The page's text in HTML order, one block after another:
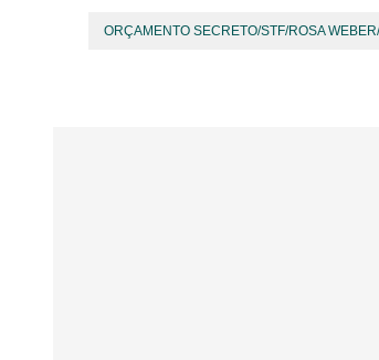
ORÇAMENTO SECRETO/STF/ROSA